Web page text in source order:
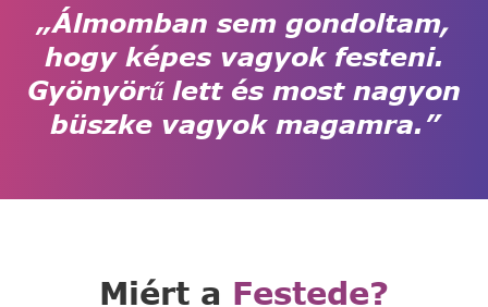
„Álmomban sem gondoltam,
hogy képes vagyok festeni.
Gyönyörű lett és most nagyon
büszke vagyok magamra.”
Miért a Festede?